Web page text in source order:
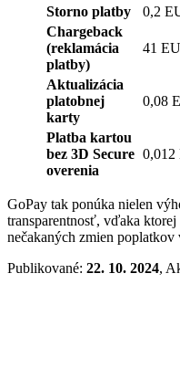
Storno platby
0,2
Chargeback
(reklamácia
platby)
41
Aktualizácia
platobnej
karty
0,08
Platba kartou
bez 3D Secure
overenia
0,012
GoPay tak ponúka nielen
transparentnosť, vďaka
nečakaných zmien poplatkov
Publikované: 22. 10. 2024,